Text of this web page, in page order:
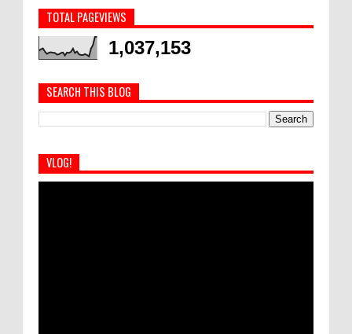
TOTAL PAGEVIEWS
1,037,153
SEARCH THIS BLOG
VLOG!